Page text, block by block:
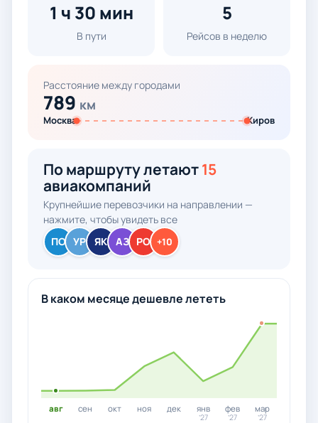
1 ч 30 мин
В пути
5
Рейсов в неделю
Расстояние между городами
789 км
Москва Киров
По маршруту летают15
авиакомпаний
Крупнейшие перевозчики на направлении —
нажмите, чтобы увидеть все
ПО УР ЯК АЗ РО +10
В каком месяце дешевле лететь
авг сен окт ноя дек янв
’27
фев
’27
мар
’27